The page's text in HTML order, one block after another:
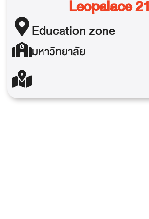
Leopalace 21
Educationzone
มหาวิทยาลัย